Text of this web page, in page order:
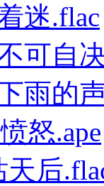
迷.flac
可自
雨的
怒.ape
天后